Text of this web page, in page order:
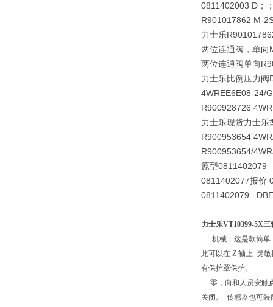
0811402003 D；
R901017862 M-
力士乐
两位连通阀，单向
两位连通阀单向
力士乐比例压力阀
4WREE6E08-24/
R900928726
力士乐现货力士
R900953654
R900953654/
原型0811402079
0811402077报价
0811402079
力士乐VT10399-5X
机械：这是款简单
此可以在 Z 轴上 灵
有保护罩保护。
零，向和人员安触
关闭。 传感器也可装